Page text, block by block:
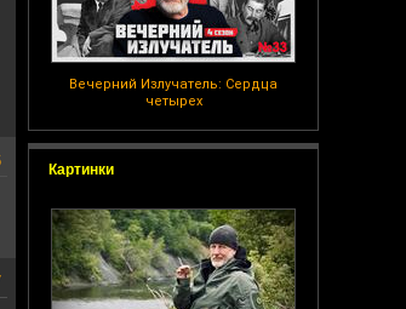
Вечерний Излучатель: Сердца
четырех
Картинки